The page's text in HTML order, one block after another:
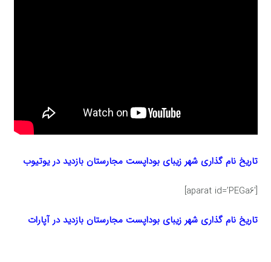
تاریخ نام گذاری شهر زیبای بوداپست مجارستان بازدید در یوتیوب
[aparat id=’PEGa6′]
تاریخ نام گذاری شهر زیبای بوداپست مجارستان بازدید در آپارات